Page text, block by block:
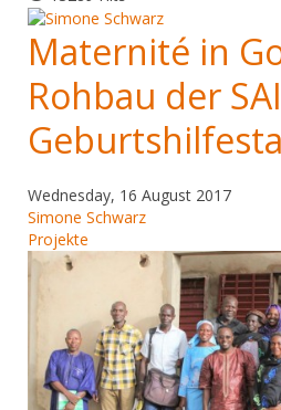
Maternité in
Rohbau der
Wednesday, 16 August 2017
Simone Schwarz
Projekte